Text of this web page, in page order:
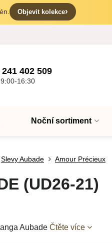
Objevit kolekce›
402 509
16:30
Noční sortiment
Slevy Aubade Amour Précieux
(UD26-21)
Aubade Čtěte více